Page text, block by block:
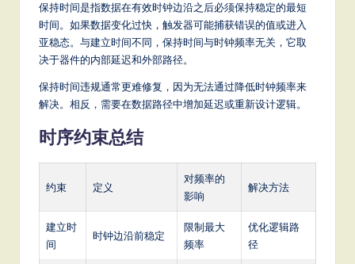
保持时间是指数据在有效时钟边沿之后必须保持稳定的最短
时间。如果数据变化过快，触发器可能捕获错误的值或进入
亚稳态。与建立时间不同，保持时间与时钟频率无关，它取
决于器件的内部延迟和外部路径。
保持时间违规通常更难修复，因为无法通过降低时钟频率来
解决。相反，需要在数据路径中增加延迟或重新设计逻辑。
时序约束总结
约束 定义
对频率的
影响
解决方法
建立时
间
时钟边沿前稳定
限制最大
频率
优化逻辑路
径